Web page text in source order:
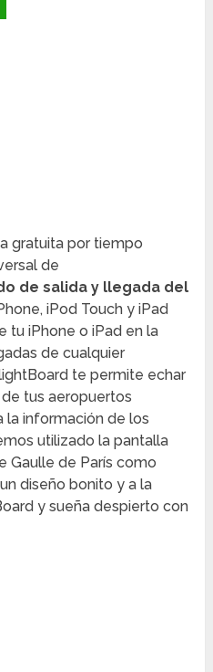
gratuita por tiempo
de
de salida y llegada del
iPod Touch y iPad
tu iPhone o iPad en la
de cualquier
te permite echar
tus aeropuertos
la información de los
utilizado la pantalla
Gaulle de París como
diseño bonito y a la
y sueña despierto con